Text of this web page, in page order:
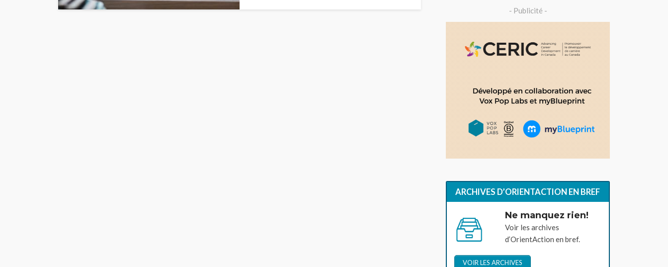
- Publicité -
ARCHIVES D’ORIENTACTION EN BREF
Ne manquez rien!
Voir les archives
d’OrientAction en bref.
VOIR LES ARCHIVES